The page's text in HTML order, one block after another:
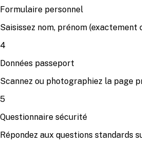
Formulaire personnel
Saisissez nom, prénom
4
Données passeport
Scannez ou photographiez la page
5
Questionnaire sécurité
Répondez aux questions standards